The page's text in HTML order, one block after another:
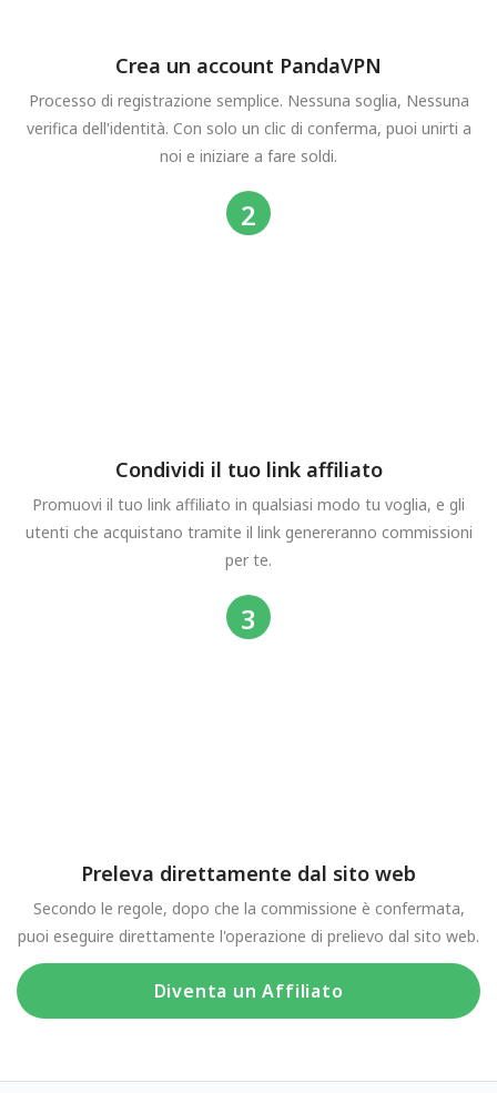
Crea un account PandaVPN
Processo di registrazione semplice. Nessuna soglia, Nessuna
verifica dell'identità. Con solo un clic di conferma, puoi unirti a
noi e iniziare a fare soldi.
Condividi il tuo link affiliato
Promuovi il tuo link affiliato in qualsiasi modo tu voglia, e gli
utenti che acquistano tramite il link genereranno commissioni
per te.
Preleva direttamente dal sito web
Secondo le regole, dopo che la commissione è confermata,
puoi eseguire direttamente l'operazione di prelievo dal sito web.
Diventa un Affiliato